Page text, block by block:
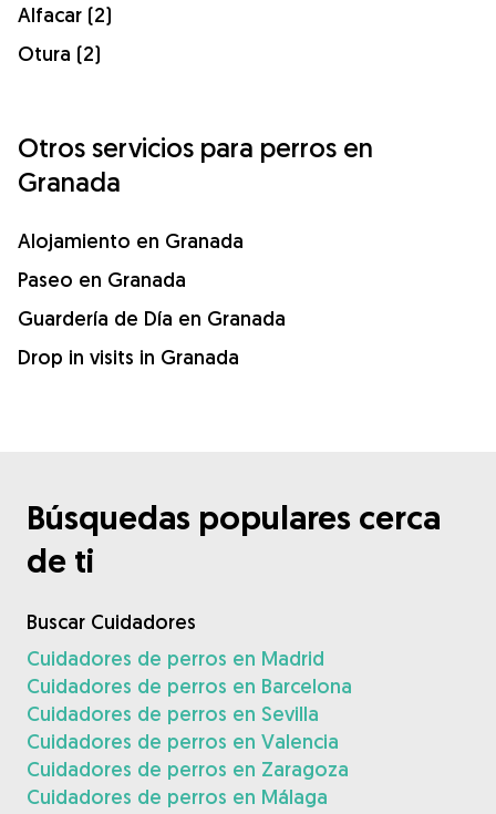
Alfacar (2)
Otura (2)
Otros servicios para perros en
Granada
Alojamiento en Granada
Paseo en Granada
Guardería de Día en Granada
Drop in visits in Granada
Búsquedas populares cerca
de ti
Buscar Cuidadores
Cuidadores de perros en Madrid
Cuidadores de perros en Barcelona
Cuidadores de perros en Sevilla
Cuidadores de perros en Valencia
Cuidadores de perros en Zaragoza
Cuidadores de perros en Málaga